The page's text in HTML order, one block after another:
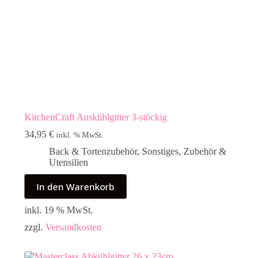
KitchenCraft Auskühlgitter 3-stöckig
34,95 € inkl. % MwSt.
Back & Tortenzubehör, Sonstiges, Zubehör &
Utensilien
In den Warenkorb
inkl. 19 % MwSt.
zzgl. Versandkosten